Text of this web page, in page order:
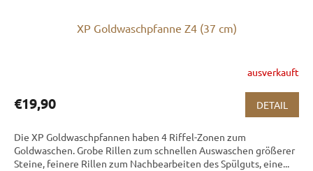
XP Goldwaschpfanne Z4 (37 cm)
ausverkauft
€19,90 DETAIL
Die XP Goldwaschpfannen haben 4 Riffel-Zonen zum
Goldwaschen. Grobe Rillen zum schnellen Auswaschen größerer
Steine, feinere Rillen zum Nachbearbeiten des Spülguts, eine...